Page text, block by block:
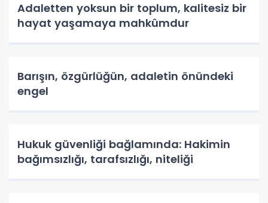
Adaletten yoksun bir toplum, kalitesiz bir
hayat yaşamaya mahkûmdur
Barışın, özgürlüğün, adaletin önündeki
engel
Hukuk güvenliği bağlamında: Hakimin
bağımsızlığı, tarafsızlığı, niteliği